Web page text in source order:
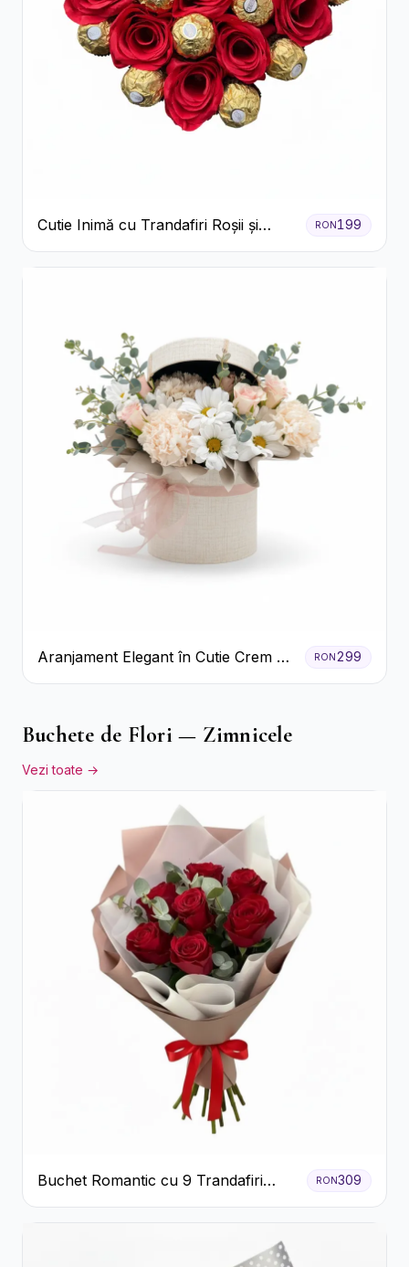
Cutie Inimă cu Trandafiri Roșii și
Ferrero Rocher
RON199
Aranjament Elegant în Cutie Crem cu
Crizanteme și Trandafiri
RON299
Buchete de Flori — Zimnicele
Vezi toate →
Buchet Romantic cu 9 Trandafiri
Roșii
RON309